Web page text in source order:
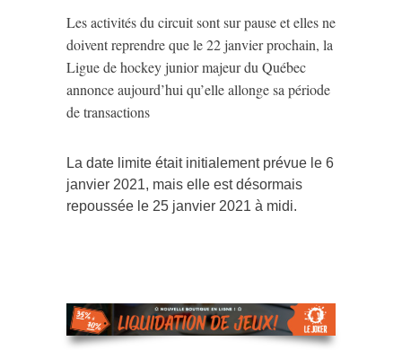
Les activités du circuit sont sur pause et elles ne
doivent reprendre que le 22 janvier prochain, la
Ligue de hockey junior majeur du Québec
annonce aujourd’hui qu’elle allonge sa période
de transactions
La date limite était initialement prévue le 6
janvier 2021, mais elle est désormais
repoussée le 25 janvier 2021 à midi.